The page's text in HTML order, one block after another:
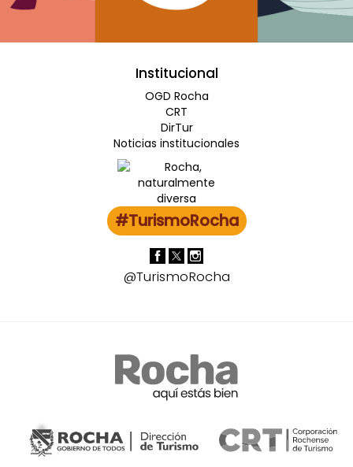
Institucional
OGD Rocha
CRT
DirTur
Noticias institucionales
#TurismoRocha
@TurismoRocha